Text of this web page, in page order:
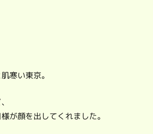
寒い東京。
が顔を出してくれました。